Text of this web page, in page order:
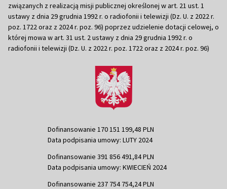
związanych z realizacją misji publicznej określonej w art. 21 ust. 1
ustawy z dnia 29 grudnia 1992 r. o radiofonii i telewizji (Dz. U. z 2022 r.
poz. 1722 oraz z 2024 r. poz. 96) poprzez udzielenie dotacji celowej, o
której mowa w art. 31 ust. 2 ustawy z dnia 29 grudnia 1992 r. o
radiofonii i telewizji (Dz. U. z 2022 r. poz. 1722 oraz z 2024 r. poz. 96)
Dofinansowanie 170 151 199,48 PLN
Data podpisania umowy: LUTY 2024
Dofinansowanie 391 856 491,84 PLN
Data podpisania umowy: KWIECIEŃ 2024
Dofinansowanie 237 754 754,24 PLN